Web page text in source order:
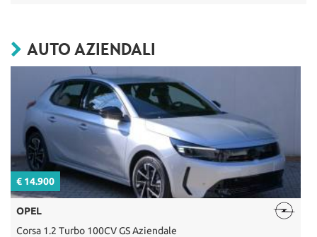
AUTO AZIENDALI
€ 14.900
OPEL
Corsa 1.2 Turbo 100CV GS Aziendale